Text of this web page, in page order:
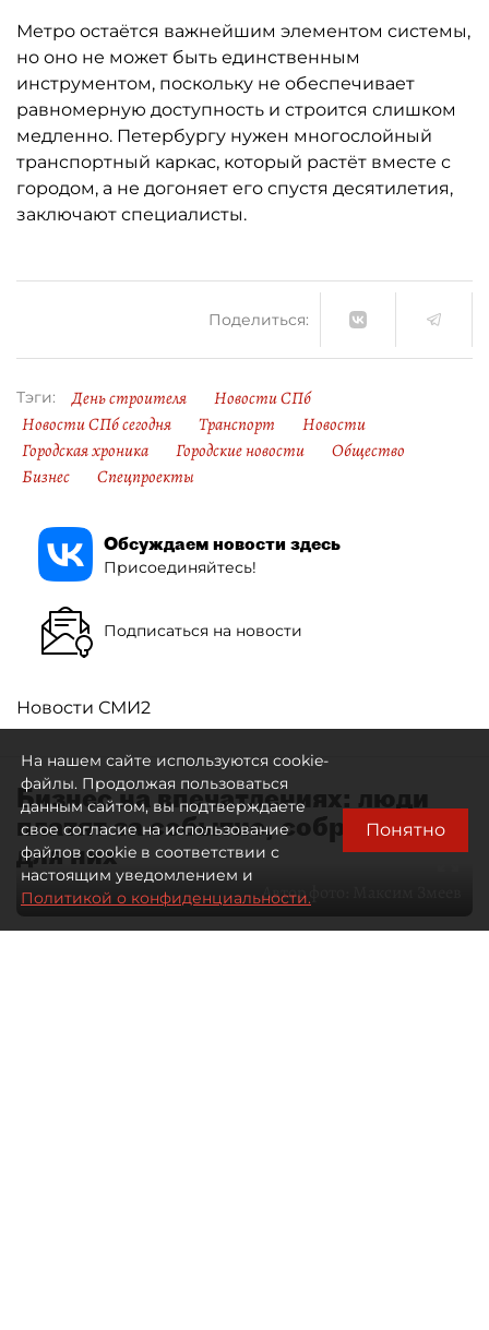
Метро остаётся важнейшим элементом системы,
но оно не может быть единственным
инструментом, поскольку не обеспечивает
равномерную доступность и строится слишком
медленно. Петербургу нужен многослойный
транспортный каркас, который растёт вместе с
городом, а не догоняет его спустя десятилетия,
заключают специалисты.
Поделиться:
Тэги: День строителя
Новости СПб
Новости СПб сегодня
Транспорт
Новости
Городская хроника
Городские новости
Общество
Бизнес
Спецпроекты
Обсуждаем новости здесь
Присоединяйтесь!
Подписаться на новости
Новости СМИ2
Бизнес на впечатлениях: люди
платят за событие, собранное
для них
Автор фото:
На нашем сайте используются cookie-
файлы. Продолжая пользоваться
данным сайтом, вы подтверждаете
свое согласие на использование
файлов cookie в соответствии с
настоящим уведомлением и
Политикой о конфиденциальности.
Понятно